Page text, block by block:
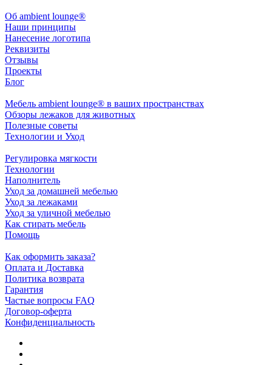
Oб ambient lounge®
Наши принципы
Нанесение логотипа
Реквизиты
Отзывы
Проекты
Блог
Мебель ambient lounge® в ваших пространствах
Обзоры лежаков для животных
Полезные советы
Технологии и Уход
Регулировка мягкости
Технологии
Наполнитель
Уход за домашней мебелью
Уход за лежаками
Уход за уличной мебелью
Как стирать мебель
Помощь
Как оформить заказа?
Оплата и Доставка
Политика возврата
Гарантия
Частые вопросы FAQ
Договор-оферта
Конфиденциальность